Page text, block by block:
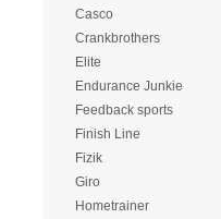
Casco
Crankbrothers
Elite
Endurance Junkie
Feedback sports
Finish Line
Fizik
Giro
Hometrainer